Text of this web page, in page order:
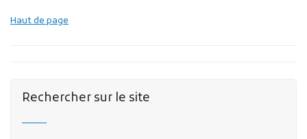
Haut de page
Rechercher sur le site